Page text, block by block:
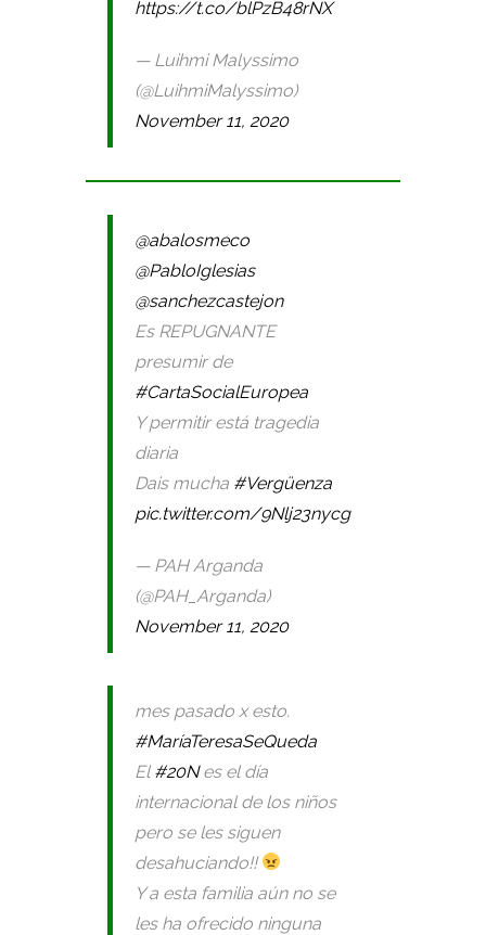
https://t.co/blPzB48rNX
— Luihmi Malyssimo
(@LuihmiMalyssimo)
November 11, 2020
@abalosmeco
@PabloIglesias
@sanchezcastejon
Es REPUGNANTE
presumir de
#CartaSocialEuropea
Y permitir está tragedia
diaria
Dais mucha #Vergüenza
pic.twitter.com/9Nlj23nycg
— PAH Arganda
(@PAH_Arganda)
November 11, 2020
mes pasado x esto.
#MaríaTeresaSeQueda
El #20Nes el día
internacional de los niños
pero se les siguen
desahuciando!!
Y a esta familia aún no se
les ha ofrecido ninguna